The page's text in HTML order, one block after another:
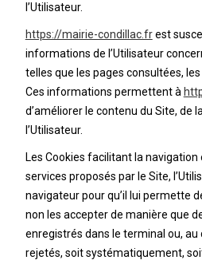
l’Utilisateur.
https://mairie-condillac.frest
informations de l’Utilisateur
telles que les pages consultées,
Ces informations permettent à
d’améliorer le contenu du Site, de
l’Utilisateur.
Les Cookies facilitant la
services proposés par le Site,
navigateur pour qu’il lui permette
non les accepter de manière que
enregistrés dans le terminal ou, au
rejetés, soit systématiquement,